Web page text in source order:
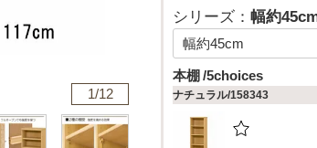
1/12
シリーズ： 幅約
本棚 5choices
ナチュラル/158343